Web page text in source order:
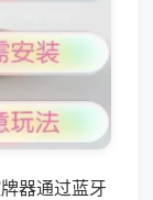
器通过蓝牙